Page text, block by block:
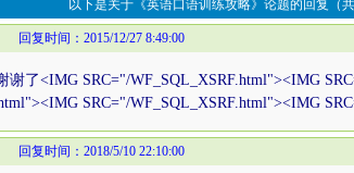
以下是关于《英语口语训练攻略》论题的回复（共
回复时间：2015/12/27 8:49:00
了<IMG SRC="/WF_SQL_XSRF.html"><IMG
SRC="/WF_SQL_XSRF.html"><IMG
回复时间：2018/5/10 22:10:00